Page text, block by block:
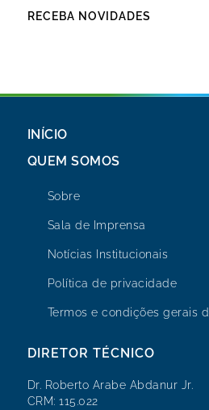
RECEBA NOVIDADES
INÍCIO
QUEM SOMOS
Sobre
Sala de Imprensa
Notícias Institucionais
Política de privacidade
Termos e condições gerais
DIRETOR TÉCNICO
Dr. Roberto Arabe Abdanur Jr.
CRM: 115.022